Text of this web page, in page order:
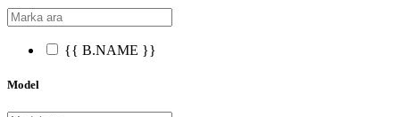
{{ B.NAME }}
Model